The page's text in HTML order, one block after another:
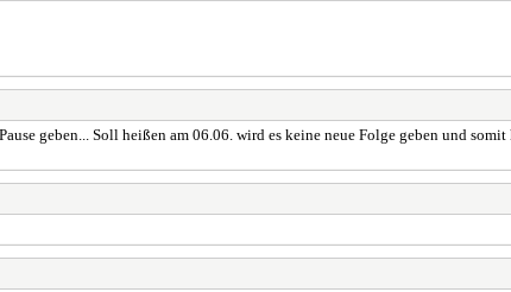
geben... Soll heißen am 06.06. wird es keine neue Folge geben und